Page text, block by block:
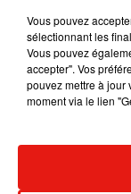
Musique
Vous pouvez
sélectionnant les
Vous pouvez
accepter". Vos
pouvez mettre à jour
moment via le lien